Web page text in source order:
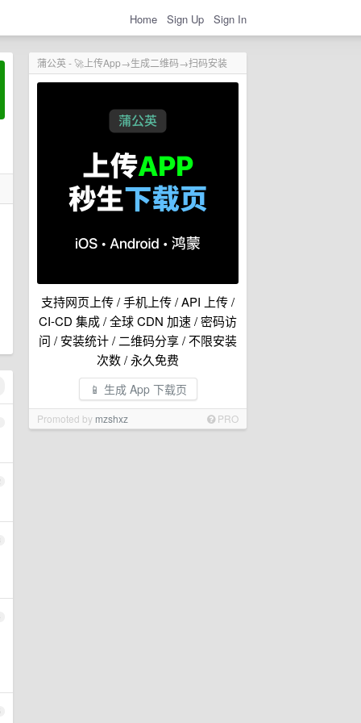
Home Sign Up Sign In
蒲公英 - 🚀上传App→生成二维码→扫码安装
支持网页上传 / 手机上传 / API 上传 /
CI-CD 集成 / 全球 CDN 加速 / 密码访
问 / 安装统计 / 二维码分享 / 不限安装
次数 / 永久免费
📱 生成 App 下载页
Promoted by mzshxz PRO